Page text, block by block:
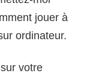
jouer à
ordinateur.
votre